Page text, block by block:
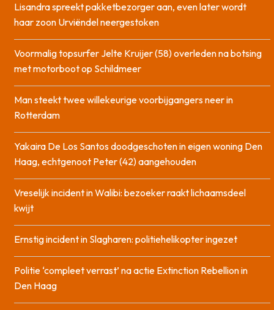
Lisandra spreekt pakketbezorger aan, even later wordt
haar zoon Urviëndel neergestoken
Voormalig topsurfer Jelte Kruijer (58) overleden na botsing
met motorboot op Schildmeer
Man steekt twee willekeurige voorbijgangers neer in
Rotterdam
Yakaira De Los Santos doodgeschoten in eigen woning Den
Haag, echtgenoot Peter (42) aangehouden
Vreselijk incident in Walibi: bezoeker raakt lichaamsdeel
kwijt
Ernstig incident in Slagharen: politiehelikopter ingezet
Politie ‘compleet verrast’ na actie Extinction Rebellion in
Den Haag